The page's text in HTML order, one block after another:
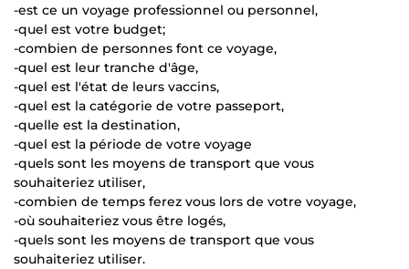
-est ce un voyage professionnel ou personnel,
-quel est votre budget;
-combien de personnes font ce voyage,
-quel est leur tranche d'âge,
-quel est l'état de leurs vaccins,
-quel est la catégorie de votre passeport,
-quelle est la destination,
-quel est la période de votre voyage
-quels sont les moyens de transport que vous
souhaiteriez utiliser,
-combien de temps ferez vous lors de votre voyage,
-où souhaiteriez vous être logés,
-quels sont les moyens de transport que vous
souhaiteriez utiliser.